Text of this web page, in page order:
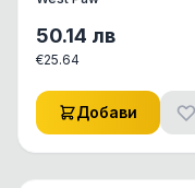
50.14 лв
€25.64
Добави